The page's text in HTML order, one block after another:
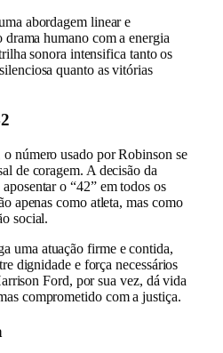
abordagem linear e
humano com a energia
sonora intensifica tanto os
quanto as vitórias
número usado por Robinson se
de coragem. A decisão da
o “42” em todos os
apenas como atleta, mas como
social.
uma atuação firme e contida,
dignidade e força necessários
Ford, por sua vez, dá vida
comprometido com a justiça.